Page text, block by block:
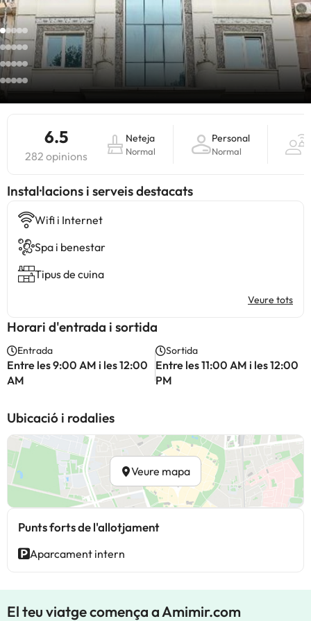
6.5
282 opinions
Neteja
Normal
Personal
Normal
Instal·lacions i serveis destacats
Wifi i Internet
Spa i benestar
Tipus de cuina
Veure tots
Horari d'entrada i sortida
Entrada
Entre les 9:00 AM i les 12:00
AM
Sortida
Entre les 11:00 AM i les 12:00
PM
Ubicació i rodalies
Veure mapa
Punts forts de l'allotjament
Aparcament intern
El teu viatge comença a Amimir.com